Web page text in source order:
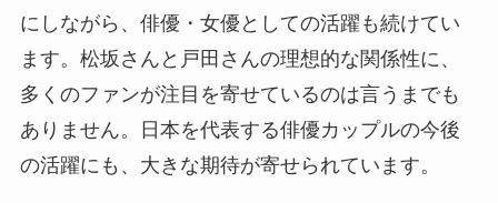
にしながら、俳優・女優としての活躍も続けてい
ます。松坂さんと戸田さんの理想的な関係性に、
多くのファンが注目を寄せているのは言うまでも
ありません。日本を代表する俳優カップルの今後
の活躍にも、大きな期待が寄せられています。